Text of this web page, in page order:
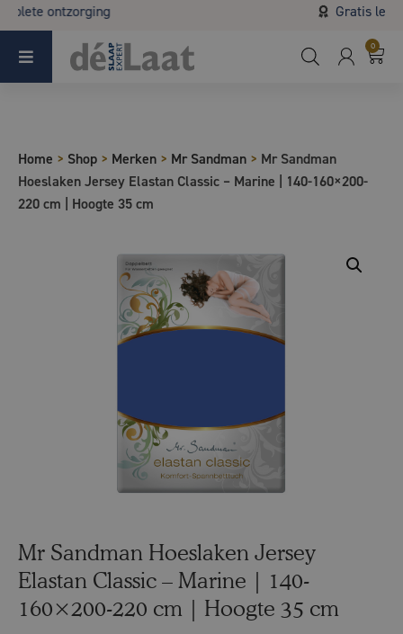
Koopzondag 29 maart in Bladel van 13.00 - 17.00
0
Home > Shop > Merken > Mr Sandman > Mr Sandman
Hoeslaken Jersey Elastan Classic – Marine | 140-160×200-
220 cm | Hoogte 35 cm
Mr Sandman Hoeslaken Jersey
Elastan Classic – Marine | 140-
160×200-220 cm | Hoogte 35 cm